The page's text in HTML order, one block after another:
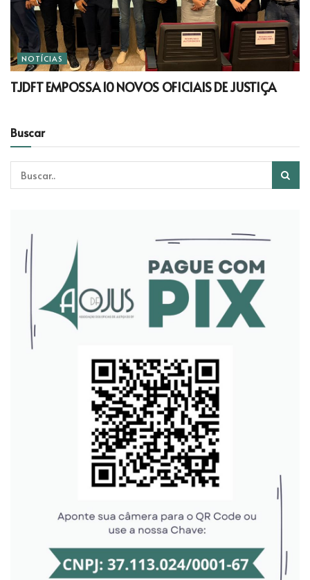
NOTÍCIAS
TJDFT EMPOSSA 10 NOVOS OFICIAIS DE JUSTIÇA
Buscar